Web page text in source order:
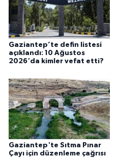
Gaziantep’te defin listesi
açıklandı: 10 Ağustos
2026'da kimler vefat etti?
Gaziantep'te Sıtma Pınar
Çayı için düzenleme çağrısı